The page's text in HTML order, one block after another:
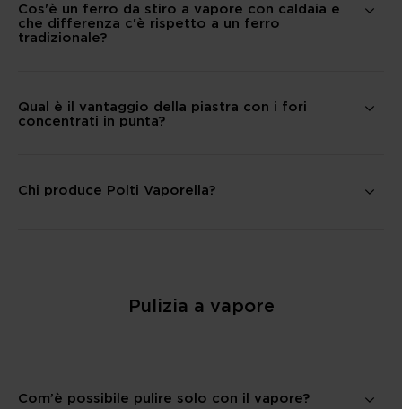
Cos'è un ferro da stiro a vapore con caldaia e
che differenza c'è rispetto a un ferro
tradizionale?
Qual è il vantaggio della piastra con i fori
concentrati in punta?
Chi produce Polti Vaporella?
Pulizia a vapore
Com’è possibile pulire solo con il vapore?